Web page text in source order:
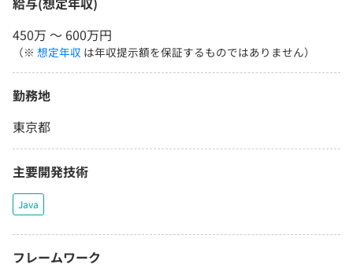
450万 〜 600万円
（※ 想定年収 は年収提示額を保証するものではありません）
勤務地
東京都
主要開発技術
Java
フレームワーク